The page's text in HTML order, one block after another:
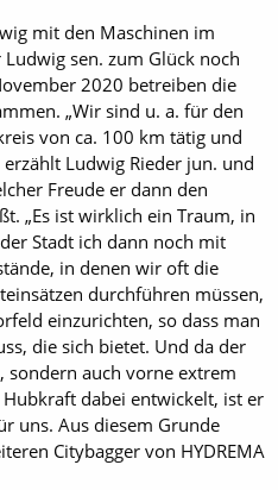
mit den Maschinen im
sen. zum Glück noch
2020 betreiben die
„Wir sind u. a. für den
von ca. 100 km tätig und
Ludwig Rieder jun. und
Freude er dann den
„Es ist wirklich ein Traum, in
Stadt ich dann noch mit
in denen wir oft die
durchführen müssen,
einzurichten, so dass man
die sich bietet. Und da der
auch vorne extrem
dabei entwickelt, ist er
uns. Aus diesem Grunde
Citybagger von HYDREMA